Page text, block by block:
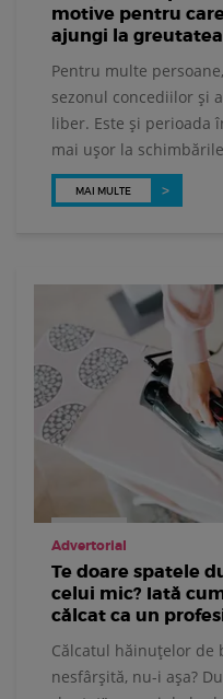
motive pentru
ajungi la
Pentru multe
sezonul concediilor și
liber. Este și perioada
mai ușor la
MAI MULTE
Advertorial
Te doare spatele
celui mic? Iată
călcat ca un
Călcatul hăinuțelor de
nesfârșită, nu-i așa?